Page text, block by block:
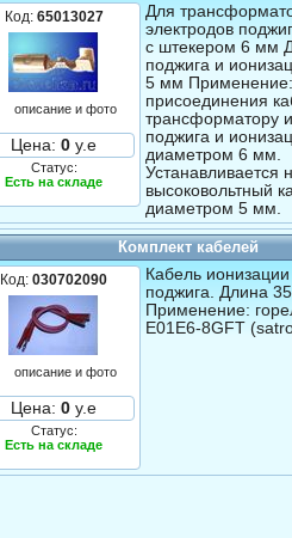
Код: 65013027
описание и фото
Цена: 0 у.е
Статус:
Есть на складе
Для
электродов
с штекером 6 мм
поджига и
5 мм
присоединения
трансформатору
поджига и
диаметром 6 мм.
Устанавливается
высоковольтный
диаметром 5 мм.
Комплект кабелей
Код:030702090
описание и фото
Цена: 0 у.е
Статус:
Есть на складе
Кабель
поджига. Длина
Применение:
Е01Е6-8GFT